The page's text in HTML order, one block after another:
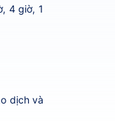
4 giờ, 1
dịch và